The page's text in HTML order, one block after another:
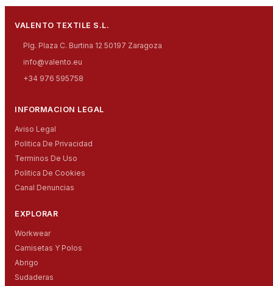
VALENTO TEXTILE S.L.
Plg. Plaza C. Burtina 12 50197 Zaragoza
info@valento.eu
+34 976 595758
INFORMACION LEGAL
Aviso Legal
Politica De Privacidad
Terminos De Uso
Politica De Cookies
Canal Denuncias
EXPLORAR
Workwear
Camisetas Y Polos
Abrigo
Sudaderas